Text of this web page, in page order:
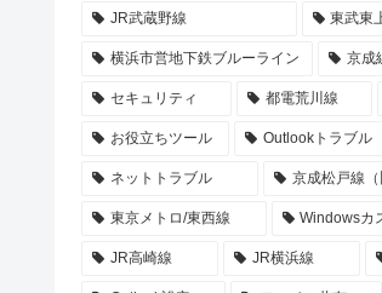
JR武蔵野線 東武東
横浜市営地下鉄ブルーライン 京成
セキュリティ 都電荒川線
お役立ちツール Outlookトラブル
ネットトラブル 京成松戸線（
東京メトロ/東西線 Windowsカ
JR高崎線 JR横浜線